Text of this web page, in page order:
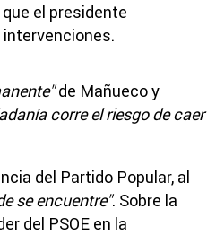
el presidente
de Mañueco y
corre el riesgo de caer
del Partido Popular, al
se encuentre". Sobre la
del PSOE en la